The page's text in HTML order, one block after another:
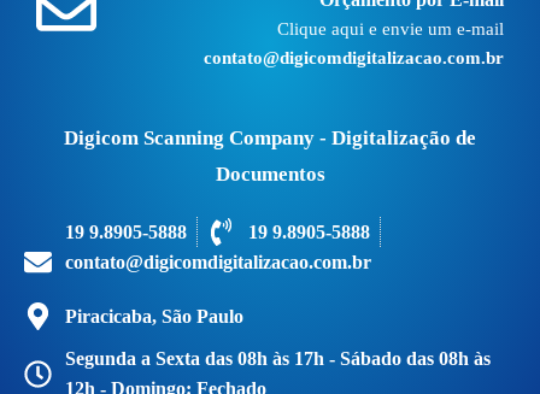
Clique aqui e envie um e-mail
contato@digicomdigitalizacao.com.br
Digicom Scanning Company - Digitalização de
Documentos
19 9.8905-5888
19 9.8905-5888
contato@digicomdigitalizacao.com.br
Piracicaba, São Paulo
Segunda a Sexta das 08h às 17h - Sábado das 08h às
12h - Domingo: Fechado